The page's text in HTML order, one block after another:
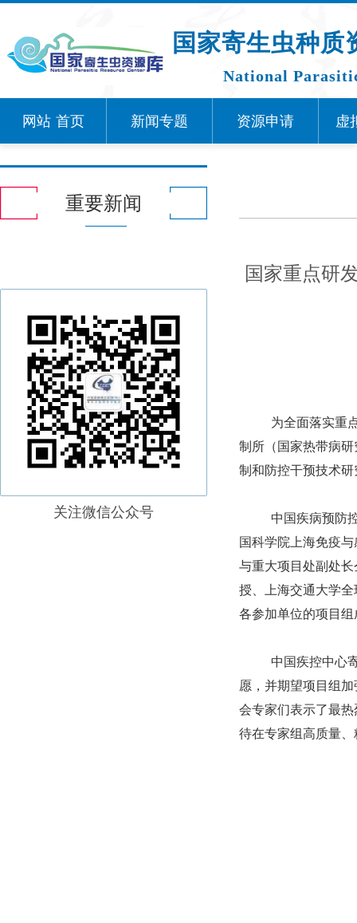
国家寄生虫种质
National
网站 首页 新闻专题 资源申请 虚
重要新闻
关注微信公众号
国家重点研
为全面落实重
制所（国家热带病
制和防控干预技术
中国疾病预防
国科学院上海免疫
与重大项目处副处
授、上海交通大学
各参加单位的项目
中国疾控中心
愿，并期望项目组
会专家们表示了最
待在专家组高质量